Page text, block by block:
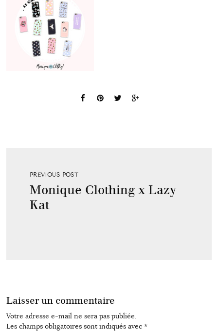
PREVIOUS POST
Monique Clothing x Lazy
Kat
Laisser un commentaire
Votre adresse e-mail ne sera pas publiée.
Les champs obligatoires sont indiqués avec *